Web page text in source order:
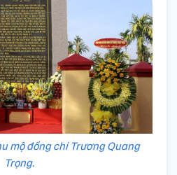
mộ đồng chí Trương Quang
Trọng.